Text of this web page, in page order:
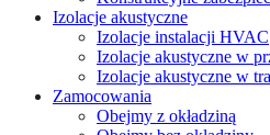
Izolacje akustyczne
Izolacje instalacji HVAC
Izolacje akustyczne w
Izolacje akustyczne w
Zamocowania
Obejmy z okładziną